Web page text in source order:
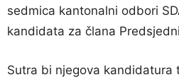
sedmica kantonalni odbori
kandidata za člana
Sutra bi njegova kandidatura